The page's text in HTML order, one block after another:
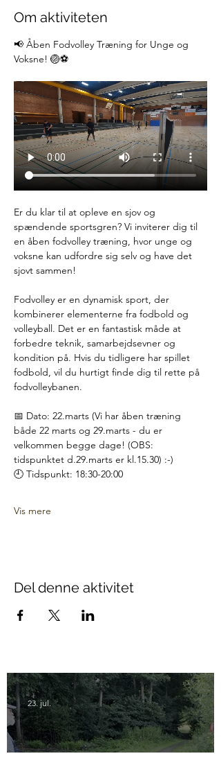
Om aktiviteten
📢 Åben Fodvolley Træning for Unge og
Voksne! 🏐⚽️
Er du klar til at opleve en sjov og
spændende sportsgren? Vi inviterer dig til
en åben fodvolley træning, hvor unge og
voksne kan udfordre sig selv og have det
sjovt sammen!
Fodvolley er en dynamisk sport, der
kombinerer elementerne fra fodbold og
volleyball. Det er en fantastisk måde at
forbedre teknik, samarbejdsevner og
kondition på. Hvis du tidligere har spillet
fodbold, vil du hurtigt finde dig til rette på
fodvolleybanen.
📅 Dato: 22.marts (Vi har åben træning
både 22 marts og 29.marts - du er
velkommen begge dage! (OBS:
tidspunktet d.29.marts er kl.15.30) :-)
🕘 Tidspunkt: 18:30-20:00
Vis mere
Del denne aktivitet
23. jul.